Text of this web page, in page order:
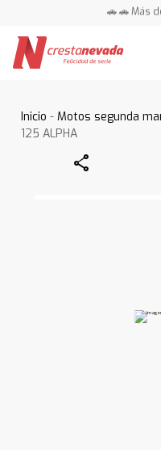
🚗 🚗 Más
Inicio -Motos segunda
125 ALPHA
Share